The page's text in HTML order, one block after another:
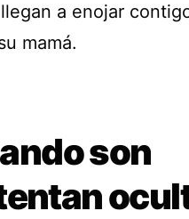
a enojar
mamá.
son